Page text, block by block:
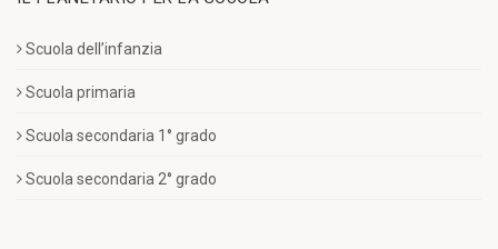
Scuola dell’infanzia
Scuola primaria
Scuola secondaria 1° grado
Scuola secondaria 2° grado